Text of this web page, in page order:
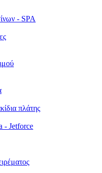
- SPA
πλάτης
- Jetforce